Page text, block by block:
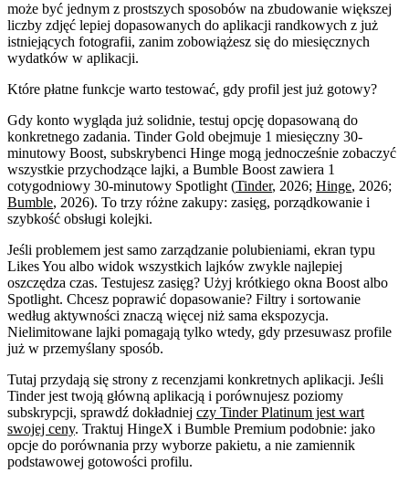
może być jednym z prostszych sposobów na zbudowanie większej
liczby zdjęć lepiej dopasowanych do aplikacji randkowych z już
istniejących fotografii, zanim zobowiążesz się do miesięcznych
wydatków w aplikacji.
Które płatne funkcje warto testować, gdy profil jest już gotowy?
Gdy konto wygląda już solidnie, testuj opcję dopasowaną do
konkretnego zadania. Tinder Gold obejmuje 1 miesięczny 30-
minutowy Boost, subskrybenci Hinge mogą jednocześnie zobaczyć
wszystkie przychodzące lajki, a Bumble Boost zawiera 1
cotygodniowy 30-minutowy Spotlight (Tinder, 2026; Hinge, 2026;
Bumble, 2026). To trzy różne zakupy: zasięg, porządkowanie i
szybkość obsługi kolejki.
Jeśli problemem jest samo zarządzanie polubieniami, ekran typu
Likes You albo widok wszystkich lajków zwykle najlepiej
oszczędza czas. Testujesz zasięg? Użyj krótkiego okna Boost albo
Spotlight. Chcesz poprawić dopasowanie? Filtry i sortowanie
według aktywności znaczą więcej niż sama ekspozycja.
Nielimitowane lajki pomagają tylko wtedy, gdy przesuwasz profile
już w przemyślany sposób.
Tutaj przydają się strony z recenzjami konkretnych aplikacji. Jeśli
Tinder jest twoją główną aplikacją i porównujesz poziomy
subskrypcji, sprawdź dokładniej czy Tinder Platinum jest wart
swojej ceny. Traktuj HingeX i Bumble Premium podobnie: jako
opcje do porównania przy wyborze pakietu, a nie zamiennik
podstawowej gotowości profilu.